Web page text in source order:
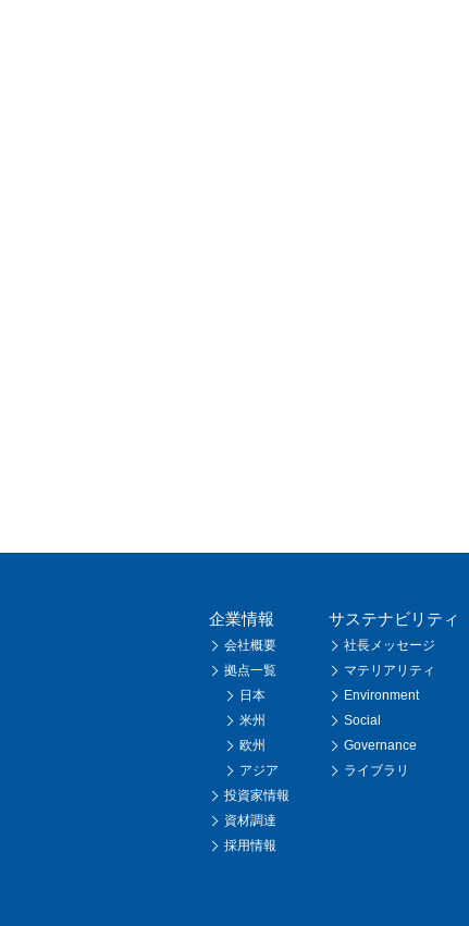
企業情報
会社概要
拠点一覧
日本
米州
欧州
アジア
投資家情報
資材調達
採用情報
サステナビリティ
社長メッセージ
マテリアリティ
Environment
Social
Governance
ライブラリ